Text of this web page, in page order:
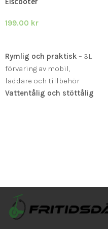
199.00 kr
Rymlig och praktisk – 3L
förvaring av mobil,
laddare och tillbehör
Vattentålig och stöttålig